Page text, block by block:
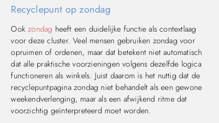
Recyclepunt op zondag
Ookzondag heeft een duidelijke functie als contextlaag
voor deze cluster. Veel mensen gebruiken zondag voor
opruimen of ordenen, maar dat betekent niet automatisch
dat alle praktische voorzieningen volgens dezelfde logica
functioneren als winkels. Juist daarom is het nuttig dat de
recyclepuntpagina zondag niet behandelt als een gewone
weekendverlenging, maar als een afwijkend ritme dat
voorzichtig geïnterpreteerd moet worden.